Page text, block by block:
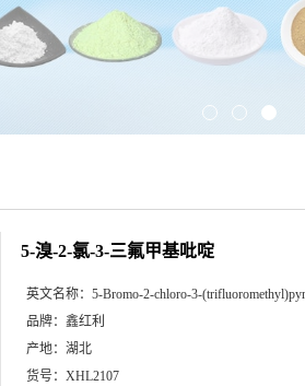
5-溴-2-氯-3-三氟甲基吡啶
英文名称： 5-Bromo-2-chloro-3-
品牌： 鑫红利
产地： 湖北
货号： XHL2107